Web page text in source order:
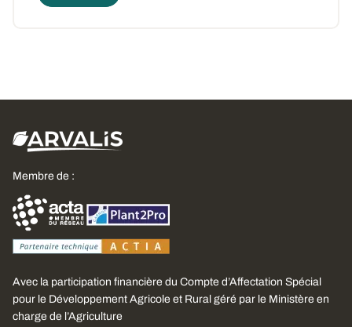
Membre de :
Avec la participation financière du Compte d’Affectation Spécial
pour le Développement Agricole et Rural géré par le Ministère en
charge de l’Agriculture